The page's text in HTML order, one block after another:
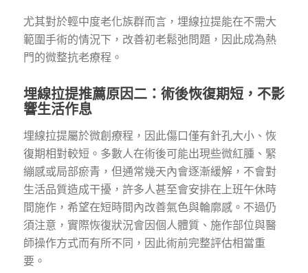
尤其對於輕中度老化族群而言，埋線拉提能在不需大
範圍手術的情況下，改善初老鬆弛問題，因此成為熱
門的微整抗老療程。
埋線拉提推薦原因二：術後恢復期短，不影
響生活作息
埋線拉提屬於微創療程，因此傷口僅有針孔大小、恢
復期相對較短。多數人在術後可能出現些微紅腫、緊
繃感或局部瘀青，但通常幾天內會逐漸緩解，不會對
生活品質造成干擾，許多人甚至會安排在上班午休時
間施作，希望在短時間內改善氣色與輪廓感。不過仍
須注意，實際恢復狀況會因個人體質、施作部位與醫
師操作方式而有所不同，因此術前完整評估相當重
要。